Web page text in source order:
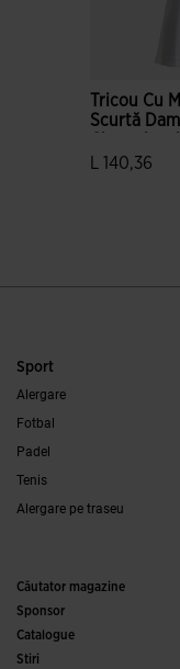
Tricou Cu
Scurtă
Roșu
L 140,36
Sport
Alergare
Fotbal
Padel
Tenis
Alergare pe traseu
Căutator magazine
Sponsor
Catalogue
Stiri